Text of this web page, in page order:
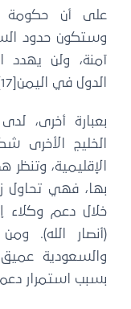
أن حكومة
حدود
ولن يهدد
في اليمن[17].
أخرى، لدى
الأخرى
وتنظر هذه
فهي تحاول
دعم وكلاء
الله). ومن
عميق
استمرار دعم طهران